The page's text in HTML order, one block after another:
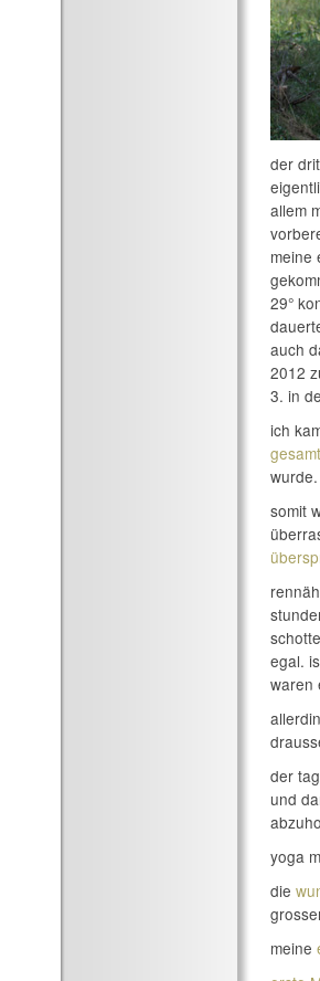
der
allem
meine
29°
auch
2012
3. in
ich
wurde.
somit
egal.
waren
der
und
yoga
die
meine